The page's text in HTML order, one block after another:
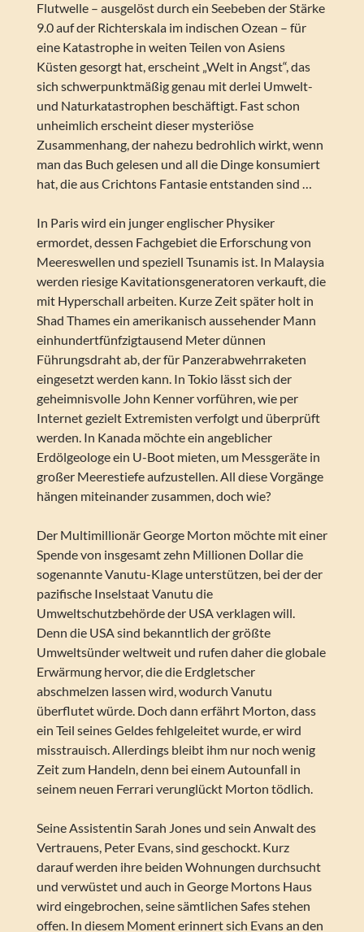
Flutwelle – ausgelöst durch ein Seebeben der Stärke
9.0 auf der Richterskala im indischen Ozean – für
eine Katastrophe in weiten Teilen von Asiens
Küsten gesorgt hat, erscheint „Welt in Angst“, das
sich schwerpunktmäßig genau mit derlei Umwelt-
und Naturkatastrophen beschäftigt. Fast schon
unheimlich erscheint dieser mysteriöse
Zusammenhang, der nahezu bedrohlich wirkt, wenn
man das Buch gelesen und all die Dinge konsumiert
hat, die aus Crichtons Fantasie entstanden sind …
In Paris wird ein junger englischer Physiker
ermordet, dessen Fachgebiet die Erforschung von
Meereswellen und speziell Tsunamis ist. In Malaysia
werden riesige Kavitationsgeneratoren verkauft, die
mit Hyperschall arbeiten. Kurze Zeit später holt in
Shad Thames ein amerikanisch aussehender Mann
einhundertfünfzigtausend Meter dünnen
Führungsdraht ab, der für Panzerabwehrraketen
eingesetzt werden kann. In Tokio lässt sich der
geheimnisvolle John Kenner vorführen, wie per
Internet gezielt Extremisten verfolgt und überprüft
werden. In Kanada möchte ein angeblicher
Erdölgeologe ein U-Boot mieten, um Messgeräte in
großer Meerestiefe aufzustellen. All diese Vorgänge
hängen miteinander zusammen, doch wie?
Der Multimillionär George Morton möchte mit einer
Spende von insgesamt zehn Millionen Dollar die
sogenannte Vanutu-Klage unterstützen, bei der der
pazifische Inselstaat Vanutu die
Umweltschutzbehörde der USA verklagen will.
Denn die USA sind bekanntlich der größte
Umweltsünder weltweit und rufen daher die globale
Erwärmung hervor, die die Erdgletscher
abschmelzen lassen wird, wodurch Vanutu
überflutet würde. Doch dann erfährt Morton, dass
ein Teil seines Geldes fehlgeleitet wurde, er wird
misstrauisch. Allerdings bleibt ihm nur noch wenig
Zeit zum Handeln, denn bei einem Autounfall in
seinem neuen Ferrari verunglückt Morton tödlich.
Seine Assistentin Sarah Jones und sein Anwalt des
Vertrauens, Peter Evans, sind geschockt. Kurz
darauf werden ihre beiden Wohnungen durchsucht
und verwüstet und auch in George Mortons Haus
wird eingebrochen, seine sämtlichen Safes stehen
offen. In diesem Moment erinnert sich Evans an den